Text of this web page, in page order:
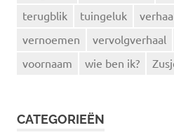
terugblik
tuingeluk
vernoemen
vervolgverhaal
voornaam
wie ben ik?
CATEGORIEËN